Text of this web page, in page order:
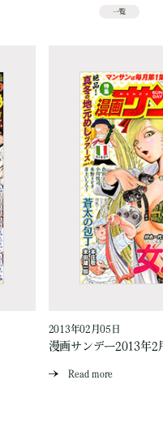
一覧
2013年02月05日
漫画サンデー2013年2
Read more